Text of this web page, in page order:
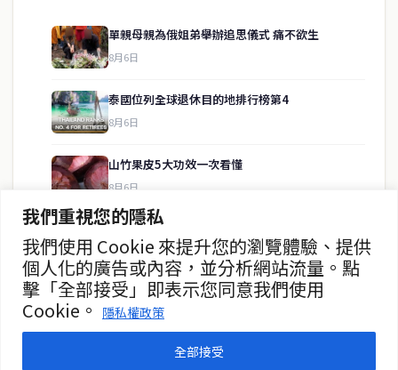
我們重視您的隱私
我們使用 Cookie 來提升您的瀏覽體驗、提供
個人化的廣告或內容，並分析網站流量。點
擊「全部接受」即表示您同意我們使用
Cookie。
隱私權政策
全部接受
單親母親為俄姐弟舉辦追思儀式 痛不欲生
8月6日
泰國位列全球退休目的地排行榜第4
8月6日
山竹果皮5大功效一次看懂
8月6日
數字部嚴打電詐 加速返還受害者資金
8月6日
水稻瀕臨枯死 村民「抬貓求雨」
8月5日
房地產
聯絡資訊
歡迎來信洽詢合作事宜
或提供新聞線索
service@thaichinesenews.com